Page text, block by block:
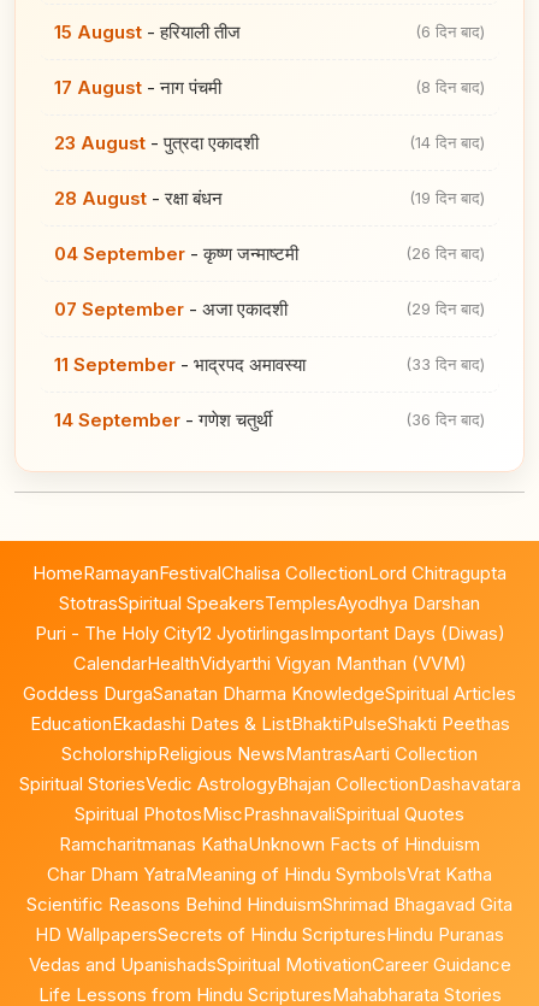
15 August -हरियाली तीज (6 दिन बाद)
17 August -नाग पंचमी (8 दिन बाद)
23 August -पुत्रदा एकादशी (14 दिन बाद)
28 August -रक्षा बंधन (19 दिन बाद)
04 September -कृष्ण जन्माष्टमी (26 दिन बाद)
07 September - अजा एकादशी (29 दिन बाद)
11 September - भाद्रपद अमावस्या (33 दिन बाद)
14 September -गणेश चतुर्थी (36 दिन बाद)
HomeRamayanFestivalChalisa CollectionLord Chitragupta
StotrasSpiritual SpeakersTemplesAyodhya Darshan
Puri - The Holy City12 JyotirlingasImportant Days (Diwas)
CalendarHealthVidyarthi Vigyan Manthan (VVM)
Goddess DurgaSanatan Dharma KnowledgeSpiritual Articles
EducationEkadashi Dates & ListBhaktiPulseShakti Peethas
ScholorshipReligious NewsMantrasAarti Collection
Spiritual StoriesVedic AstrologyBhajan CollectionDashavatara
Spiritual PhotosMiscPrashnavaliSpiritual Quotes
Ramcharitmanas KathaUnknown Facts of Hinduism
Char Dham YatraMeaning of Hindu SymbolsVrat Katha
Scientific Reasons Behind HinduismShrimad Bhagavad Gita
HD WallpapersSecrets of Hindu ScripturesHindu Puranas
Vedas and UpanishadsSpiritual MotivationCareer Guidance
Life Lessons from Hindu ScripturesMahabharata Stories